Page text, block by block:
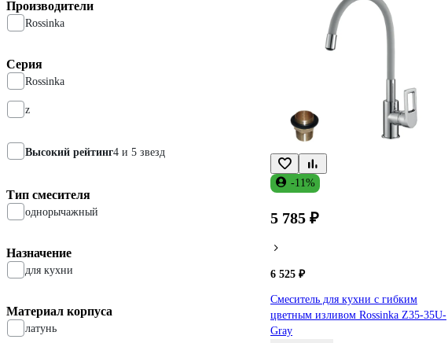
Производители
Rossinka
Серия
Rossinka
z
Высокий рейтинг4 и 5 звезд
Тип смесителя
однорычажный
Назначение
для кухни
Материал корпуса
латунь
-11%
5 785 ₽
6 525 ₽
Смеситель для кухни с гибким
цветным изливом Rossinka Z35-35U-
Gray